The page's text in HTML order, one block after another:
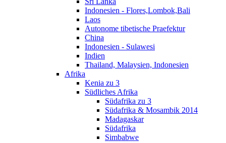
Indonesien - Flores,Lombok,Bali
Laos
Autonome tibetische Praefektur
China
Indonesien - Sulawesi
Indien
Thailand, Malaysien, Indonesien
Afrika
Kenia zu 3
Südliches Afrika
Südafrika zu 3
Südafrika & Mosambik 2014
Madagaskar
Südafrika
Simbabwe